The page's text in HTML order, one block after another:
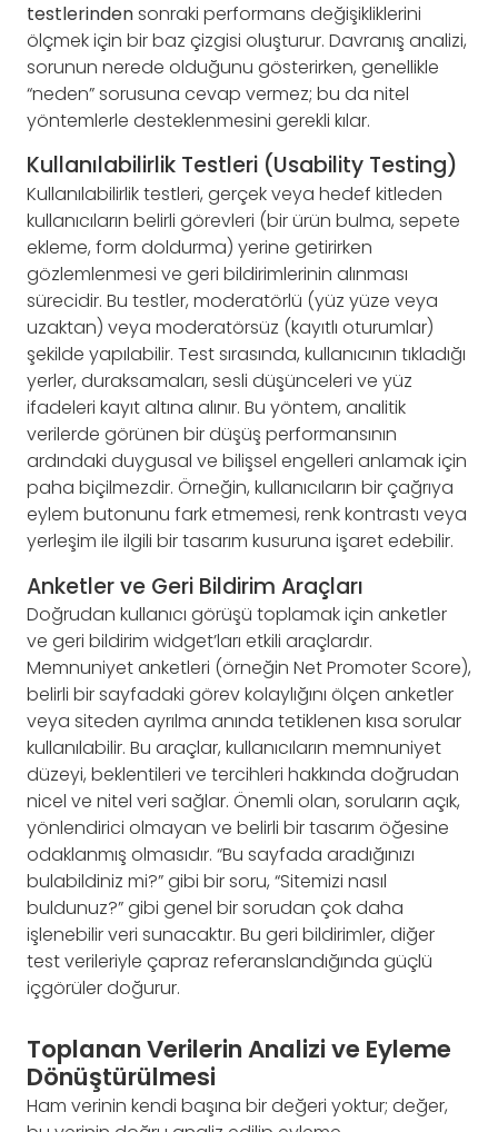
testlerindensonraki performans değişikliklerini
ölçmek için bir baz çizgisi oluşturur. Davranış analizi,
sorunun nerede olduğunu gösterirken, genellikle
“neden” sorusuna cevap vermez; bu da nitel
yöntemlerle desteklenmesini gerekli kılar.
Kullanılabilirlik Testleri (Usability Testing)
Kullanılabilirlik testleri, gerçek veya hedef kitleden
kullanıcıların belirli görevleri (bir ürün bulma, sepete
ekleme, form doldurma) yerine getirirken
gözlemlenmesi ve geri bildirimlerinin alınması
sürecidir. Bu testler, moderatörlü (yüz yüze veya
uzaktan) veya moderatörsüz (kayıtlı oturumlar)
şekilde yapılabilir. Test sırasında, kullanıcının tıkladığı
yerler, duraksamaları, sesli düşünceleri ve yüz
ifadeleri kayıt altına alınır. Bu yöntem, analitik
verilerde görünen bir düşüş performansının
ardındaki duygusal ve bilişsel engelleri anlamak için
paha biçilmezdir. Örneğin, kullanıcıların bir çağrıya
eylem butonunu fark etmemesi, renk kontrastı veya
yerleşim ile ilgili bir tasarım kusuruna işaret edebilir.
Anketler ve Geri Bildirim Araçları
Doğrudan kullanıcı görüşü toplamak için anketler
ve geri bildirim widget’ları etkili araçlardır.
Memnuniyet anketleri (örneğin Net Promoter Score),
belirli bir sayfadaki görev kolaylığını ölçen anketler
veya siteden ayrılma anında tetiklenen kısa sorular
kullanılabilir. Bu araçlar, kullanıcıların memnuniyet
düzeyi, beklentileri ve tercihleri hakkında doğrudan
nicel ve nitel veri sağlar. Önemli olan, soruların açık,
yönlendirici olmayan ve belirli bir tasarım öğesine
odaklanmış olmasıdır. “Bu sayfada aradığınızı
bulabildiniz mi?” gibi bir soru, “Sitemizi nasıl
buldunuz?” gibi genel bir sorudan çok daha
işlenebilir veri sunacaktır. Bu geri bildirimler, diğer
test verileriyle çapraz referanslandığında güçlü
içgörüler doğurur.
Toplanan Verilerin Analizi ve Eyleme
Dönüştürülmesi
Ham verinin kendi başına bir değeri yoktur; değer,